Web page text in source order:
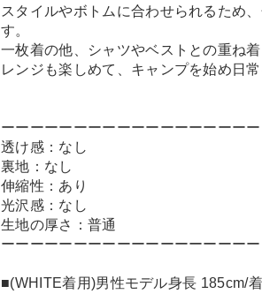
スタイルやボトムに合わせられるため
す。
一枚着の他、シャツやベストとの重ね
レンジも楽しめて、キャンプを始め日
ーーーーーーーーーーーーーーーーーー
透け感：なし
裏地：なし
伸縮性：あり
光沢感：なし
生地の厚さ：普通
ーーーーーーーーーーーーーーーーーー
■(WHITE着用)男性モデル身長 185cm/